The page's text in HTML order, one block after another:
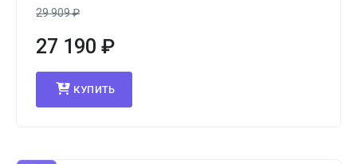
29 909₽
27 190 ₽
КУПИТЬ